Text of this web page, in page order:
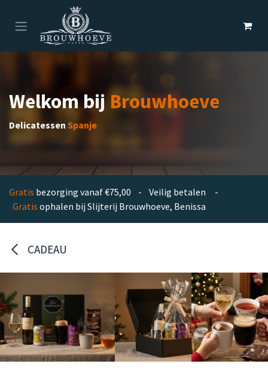
Overslaan naar inhoud
Welkom bijBrouwhoeve
Delicatessen Spanje
Gratis bezorging vanaf €75,00 - Veilig betalen -
Gratis ophalen bij Slijterij Brouwhoeve, Benissa
CADEAU